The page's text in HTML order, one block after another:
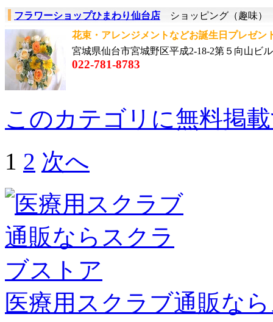
フラワーショップひまわり仙台店 ショッピング（趣味）
花束・アレンジメントなどお誕生日プレゼン
宮城県仙台市宮城野区平成2-18-2第５向山ビ
022-781-8783
このカテゴリに無料掲
1 2 次へ
医療用スクラブ通販な